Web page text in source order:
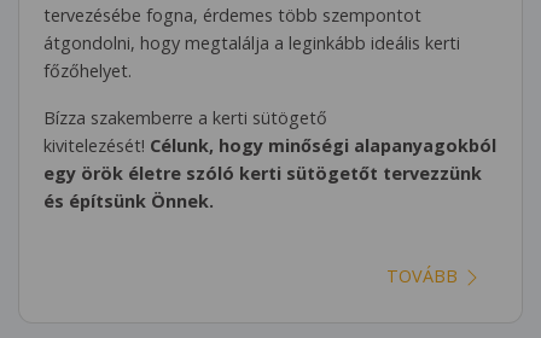
tervezésébe fogna, érdemes több szempontot
átgondolni, hogy megtalálja a leginkább ideális kerti
főzőhelyet.
Bízza szakemberre a kerti sütögető
kivitelezését! Célunk, hogy minőségi alapanyagokból
egy örök életre szóló kerti sütögetőt tervezzünk
és építsünk Önnek.
TOVÁBB